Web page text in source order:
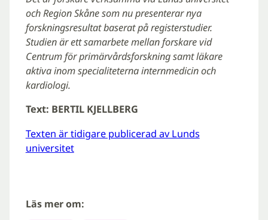
och Region Skåne som nu presenterar nya
forskningsresultat baserat på registerstudier.
Studien är ett samarbete mellan forskare vid
Centrum för primärvårdsforskning samt läkare
aktiva inom specialiteterna internmedicin och
kardiologi.
Text: BERTIL KJELLBERG
Texten är tidigare publicerad av Lunds
universitet
Läs mer om: